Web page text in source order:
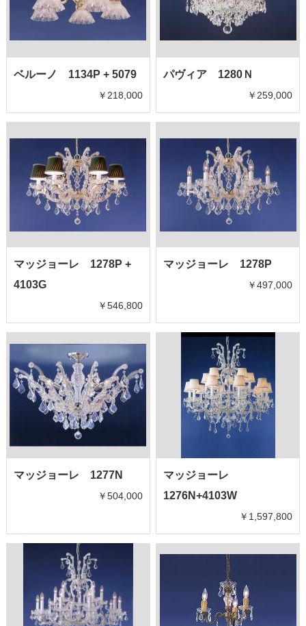
ベルーノ 1134P + 5079
￥218,000
パヴィア 1280Ｎ
￥259,000
マッジョーレ 1278P +
4103G
￥546,800
マッジョーレ 1278P
￥497,000
マッジョーレ 1277N
￥504,000
マッジョーレ
1276N+4103W
￥1,597,800